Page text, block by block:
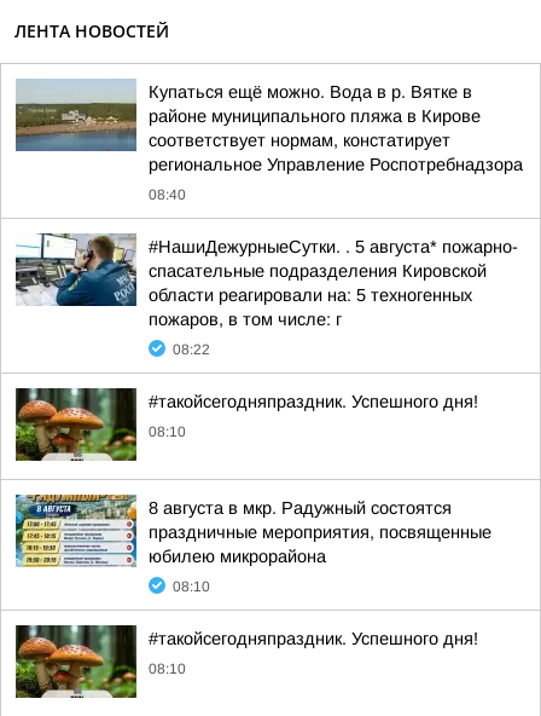
ЛЕНТА НОВОСТЕЙ
Купаться ещё можно. Вода в р. Вятке в
районе муниципального пляжа в Кирове
соответствует нормам, констатирует
региональное Управление Роспотребнадзора
08:40
#НашиДежурныеСутки. . 5 августа* пожарно-
спасательные подразделения Кировской
области реагировали на: 5 техногенных
пожаров, в том числе: г
08:22
#такойсегодняпраздник. Успешного дня!
08:10
8 августа в мкр. Радужный состоятся
праздничные мероприятия, посвященные
юбилею микрорайона
08:10
#такойсегодняпраздник. Успешного дня!
08:10